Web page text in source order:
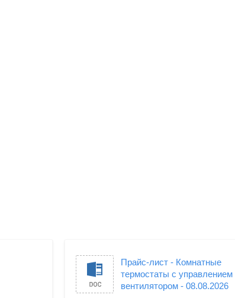
Прайс-лист - Комнатные
термостаты с управлением
вентилятором - 08.08.2026